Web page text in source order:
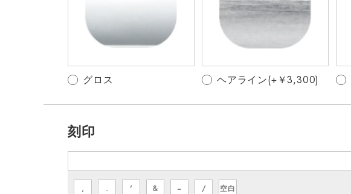
グロス ヘアライン(+￥3,300)
刻印
, . ' & − / 空白